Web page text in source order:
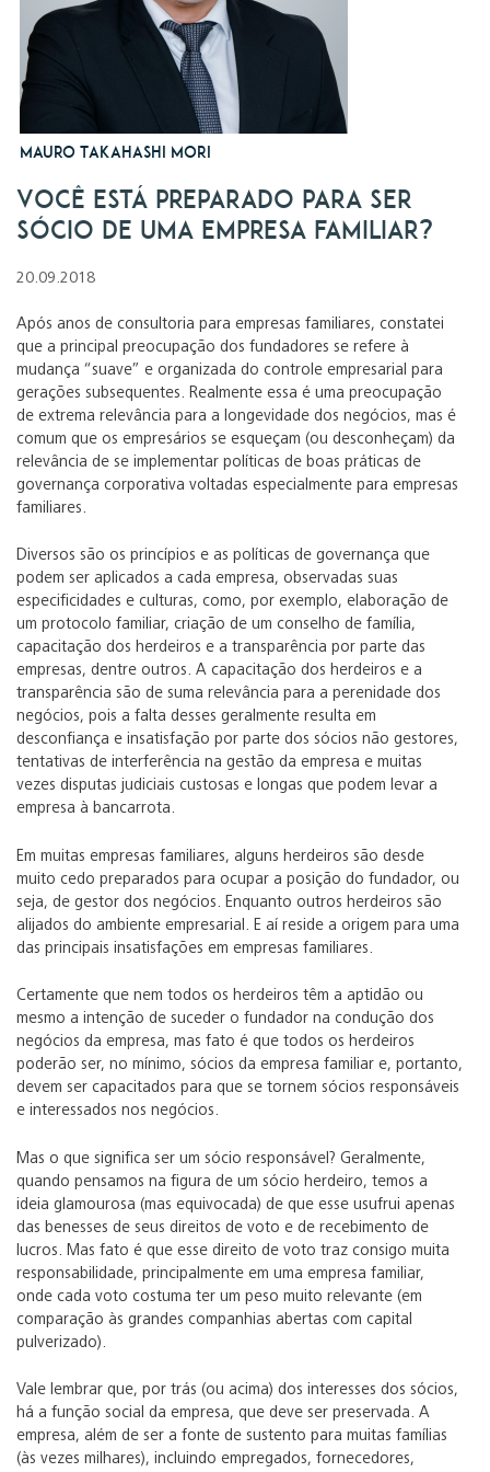
Mauro Takahashi Mori
Você está preparado para ser
sócio de uma empresa familiar?
20.09.2018
Após anos de consultoria para empresas familiares, constatei
que a principal preocupação dos fundadores se refere à
mudança “suave” e organizada do controle empresarial para
gerações subsequentes. Realmente essa é uma preocupação
de extrema relevância para a longevidade dos negócios, mas é
comum que os empresários se esqueçam (ou desconheçam) da
relevância de se implementar políticas de boas práticas de
governança corporativa voltadas especialmente para empresas
familiares.
Diversos são os princípios e as políticas de governança que
podem ser aplicados a cada empresa, observadas suas
especificidades e culturas, como, por exemplo, elaboração de
um protocolo familiar, criação de um conselho de família,
capacitação dos herdeiros e a transparência por parte das
empresas, dentre outros. A capacitação dos herdeiros e a
transparência são de suma relevância para a perenidade dos
negócios, pois a falta desses geralmente resulta em
desconfiança e insatisfação por parte dos sócios não gestores,
tentativas de interferência na gestão da empresa e muitas
vezes disputas judiciais custosas e longas que podem levar a
empresa à bancarrota.
Em muitas empresas familiares, alguns herdeiros são desde
muito cedo preparados para ocupar a posição do fundador, ou
seja, de gestor dos negócios. Enquanto outros herdeiros são
alijados do ambiente empresarial. E aí reside a origem para uma
das principais insatisfações em empresas familiares.
Certamente que nem todos os herdeiros têm a aptidão ou
mesmo a intenção de suceder o fundador na condução dos
negócios da empresa, mas fato é que todos os herdeiros
poderão ser, no mínimo, sócios da empresa familiar e, portanto,
devem ser capacitados para que se tornem sócios responsáveis
e interessados nos negócios.
Mas o que significa ser um sócio responsável? Geralmente,
quando pensamos na figura de um sócio herdeiro, temos a
ideia glamourosa (mas equivocada) de que esse usufrui apenas
das benesses de seus direitos de voto e de recebimento de
lucros. Mas fato é que esse direito de voto traz consigo muita
responsabilidade, principalmente em uma empresa familiar,
onde cada voto costuma ter um peso muito relevante (em
comparação às grandes companhias abertas com capital
pulverizado).
Vale lembrar que, por trás (ou acima) dos interesses dos sócios,
há a função social da empresa, que deve ser preservada. A
empresa, além de ser a fonte de sustento para muitas famílias
(às vezes milhares), incluindo empregados, fornecedores,